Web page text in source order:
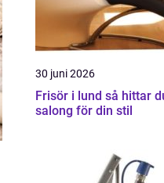
30 juni 2026
Frisör i lund så hittar du rätt
salong för din stil